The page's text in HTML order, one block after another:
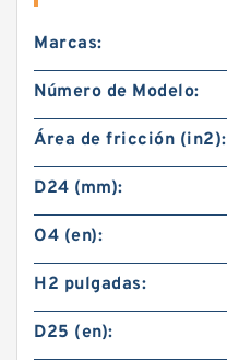
Marcas:
Número de Modelo:
Área de fricción (in2):
D24 (mm):
O4 (en):
H2 pulgadas:
D25 (en):